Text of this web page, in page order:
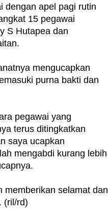
dengan apel pagi rutin
15 pegawai
S Hutapea dan
mengucapkan
purna bakti dan
pegawai yang
terus ditingkatkan
saya ucapkan
mengabdi kurang lebih
memberikan selamat dan
(ril/rd)